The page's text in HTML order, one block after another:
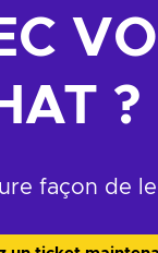
?
façon de